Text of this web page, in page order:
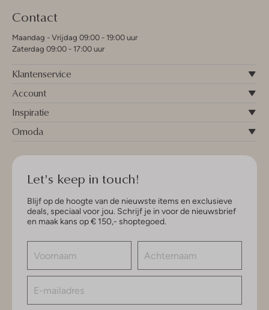
Contact
Maandag - Vrijdag 09:00 - 19:00 uur
Zaterdag 09:00 - 17:00 uur
Klantenservice
Account
Inspiratie
Omoda
Let's keep in touch!
Blijf op de hoogte van de nieuwste items en exclusieve
deals, speciaal voor jou. Schrijf je in voor de nieuwsbrief
en maak kans op € 150,- shoptegoed.